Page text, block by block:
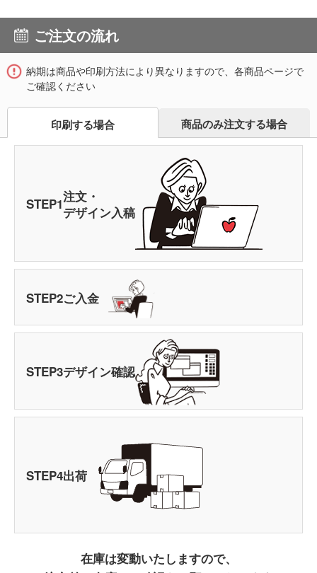
ご注文の流れ
納期は商品や印刷方法により異なりますので、各商品ページで
ご確認ください
印刷する場合 商品のみ注文する場合
STEP1注文・
デザイン入稿
STEP2ご入金
STEP3デザイン確認
STEP4出荷
在庫は変動いたしますので、